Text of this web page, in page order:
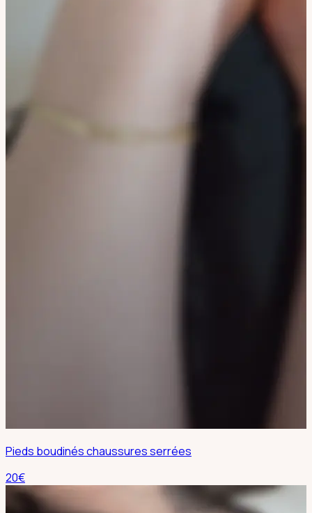
Pieds boudinés chaussures serrées
20€